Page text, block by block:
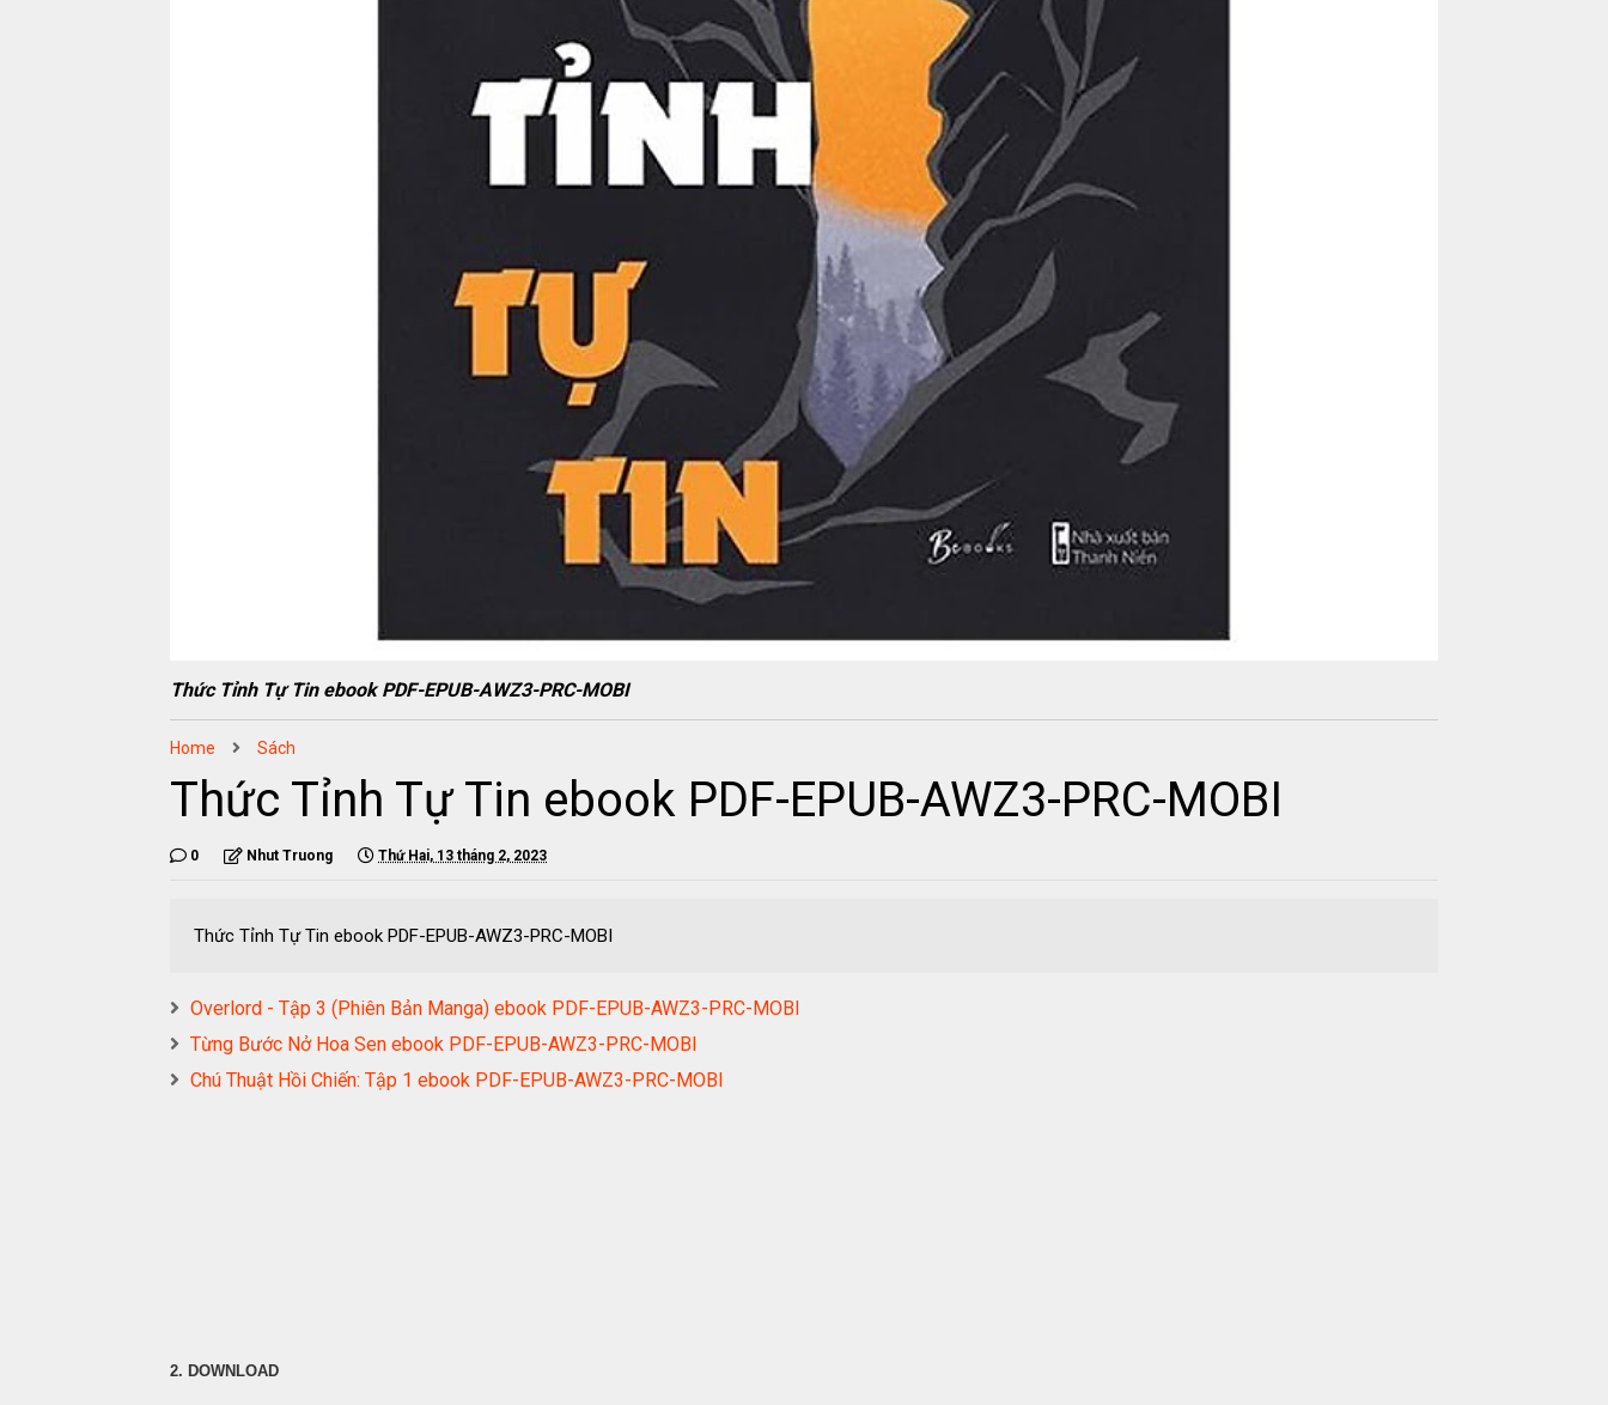
Thức Tỉnh Tự Tin ebook PDF-EPUB-AWZ3-PRC-MOBI
Home Sách
Thức Tỉnh Tự Tin ebook PDF-EPUB-AWZ3-PRC-MOBI
0 Nhut Truong Thứ Hai, 13 tháng 2, 2023
Thức Tỉnh Tự Tin ebook PDF-EPUB-AWZ3-PRC-MOBI
Overlord - Tập 3 (Phiên Bản Manga) ebook PDF-EPUB-AWZ3-PRC-MOBI
Từng Bước Nở Hoa Sen ebook PDF-EPUB-AWZ3-PRC-MOBI
Chú Thuật Hồi Chiến: Tập 1 ebook PDF-EPUB-AWZ3-PRC-MOBI
2. DOWNLOAD